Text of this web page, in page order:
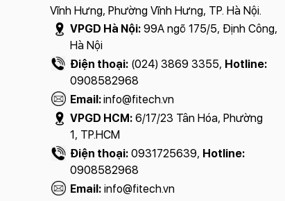
Vĩnh Hưng, Phường Vĩnh Hưng, TP. Hà Nội.
VPGD Hà Nội: 99A ngõ 175/5, Định Công,
Hà Nội
Điện thoại: (024) 3869 3355, Hotline:
0908582968
Email:info@fitech.vn
VPGD HCM: 6/17/23 Tân Hóa, Phường
1, TP.HCM
Điện thoại: 0931725639, Hotline:
0908582968
Email: info@fitech.vn